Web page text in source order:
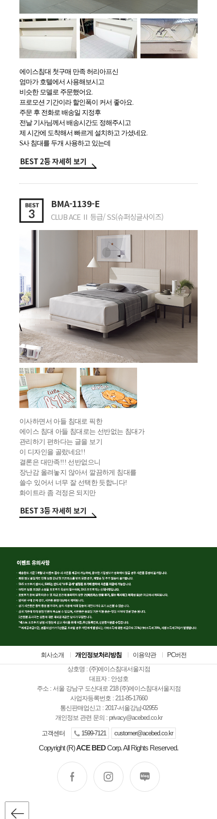
에이스침대 첫구매 만족 허리아프신
엄마가 호텔에서 사용해보시고
비슷한 모델로 주문했어요.
프로모션 기간이라 할인폭이 커서 좋아요.
주문 후 전화로 배송일 지정후
전날 기사님께서 배송시간도 정해주시고
제 시간에 도착해서 빠르게 설치하고 가셨네요.
S사 침대를 두개 사용하고 있는데
같아서 믿음이 가네요.
허리가 편안합니다.
BMA-1139-E
CLUB ACE Ⅱ 등급/ SS(슈퍼싱글사이즈)
이사하면서 아들 침대로 픽한
에이스 침대 아들 침대로는 선반없는 침대가
관리하기 편하다는 글을 보기
이 디자인을 골랐네요!!
결론은 대만족!!! 선반없으니
장난감 올려놓지 않아서 깔끔하게 침대를
쓸수 있어서 너무 잘 선택한 듯합니다!
화이트라 좀 걱정은 되지만
침구로 포인트 주니 너무 마음에 듭니다!
빠지지않는 브랜드입니다!!!!
회사소개 개인정보처리방침 이용약관
PC버전
상호명 : (주)에이스침대서울지점
대표자 : 안성호
주소 : 서울 강남구 도산대로 218 (주)에이스침대서울지점
사업자등록번호 : 211-85-17660
통신판매업신고 : 2017-서울강남-02955
개인정보 관련 문의 : privacy@acebed.co.kr
고객센터 1599-7121 customer@acebed.co.kr
Copyright (R)ACE BEDCorp. All Rights Reserved.